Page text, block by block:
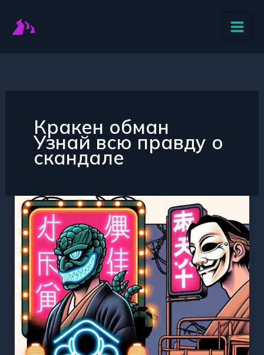
содержимому
Кракен обман
Узнай всю правду о
скандале
Правда
о
скандале
Кракен
разоблачение
обмана